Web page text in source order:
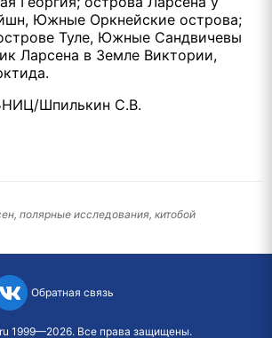
Южные Оркнейские острова;
Туле, Южные Сандвичевы
Ларсена в Земле Виктории,
Шпилькин С.В.
полярные исследования, китобой
Обратная связь
1999—2026. Все права защищены.